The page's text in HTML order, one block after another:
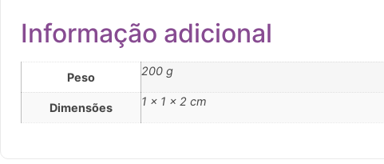
Informação adicional
Peso 200 g
Dimensões 1 × 1 × 2 cm